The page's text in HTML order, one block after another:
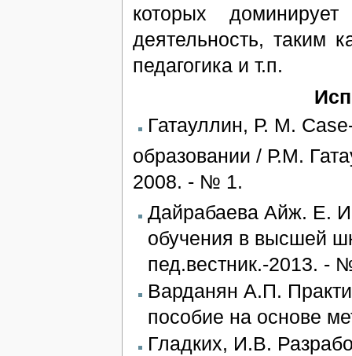
которых
деятельность, таким
педагогика и т.п.
Гатауллин, Р. М.
образовании / Р.М.
2008. - № 1.
Дайрабаева Айж. Е.
обучения в высшей
пед.вестник.-2013. -
Варданян А.П.
пособие на основе
Гладких, И.В.